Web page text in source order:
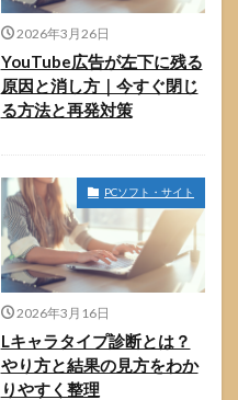
2026年3月26日
YouTube広告が左下に残る
原因と消し方｜今すぐ閉じ
る方法と再発対策
PCソフト・サイト
2026年3月16日
Lキャラタイプ診断とは？
やり方と結果の見方をわか
りやすく整理